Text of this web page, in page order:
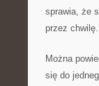
sprawia, że
przez chwilę.
Można
się do